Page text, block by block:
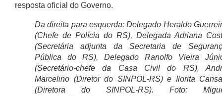
resposta oficial do Governo.
Da direita para esquerda: Delegado Heraldo
(Chefe de Polícia do RS), Delegada Adriana
(Secretária adjunta da Secretaria de
Pública do RS), Delegado Ranolfo Vieira
(Secretário-chefe da Casa Civil do RS),
Marcelino (Diretor do SINPOL-RS) e Ilorita
(Diretora do SINPOL-RS). Foto: